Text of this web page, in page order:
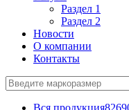
Раздел 1
Раздел 2
Новости
О компании
Контакты
Вся продукция